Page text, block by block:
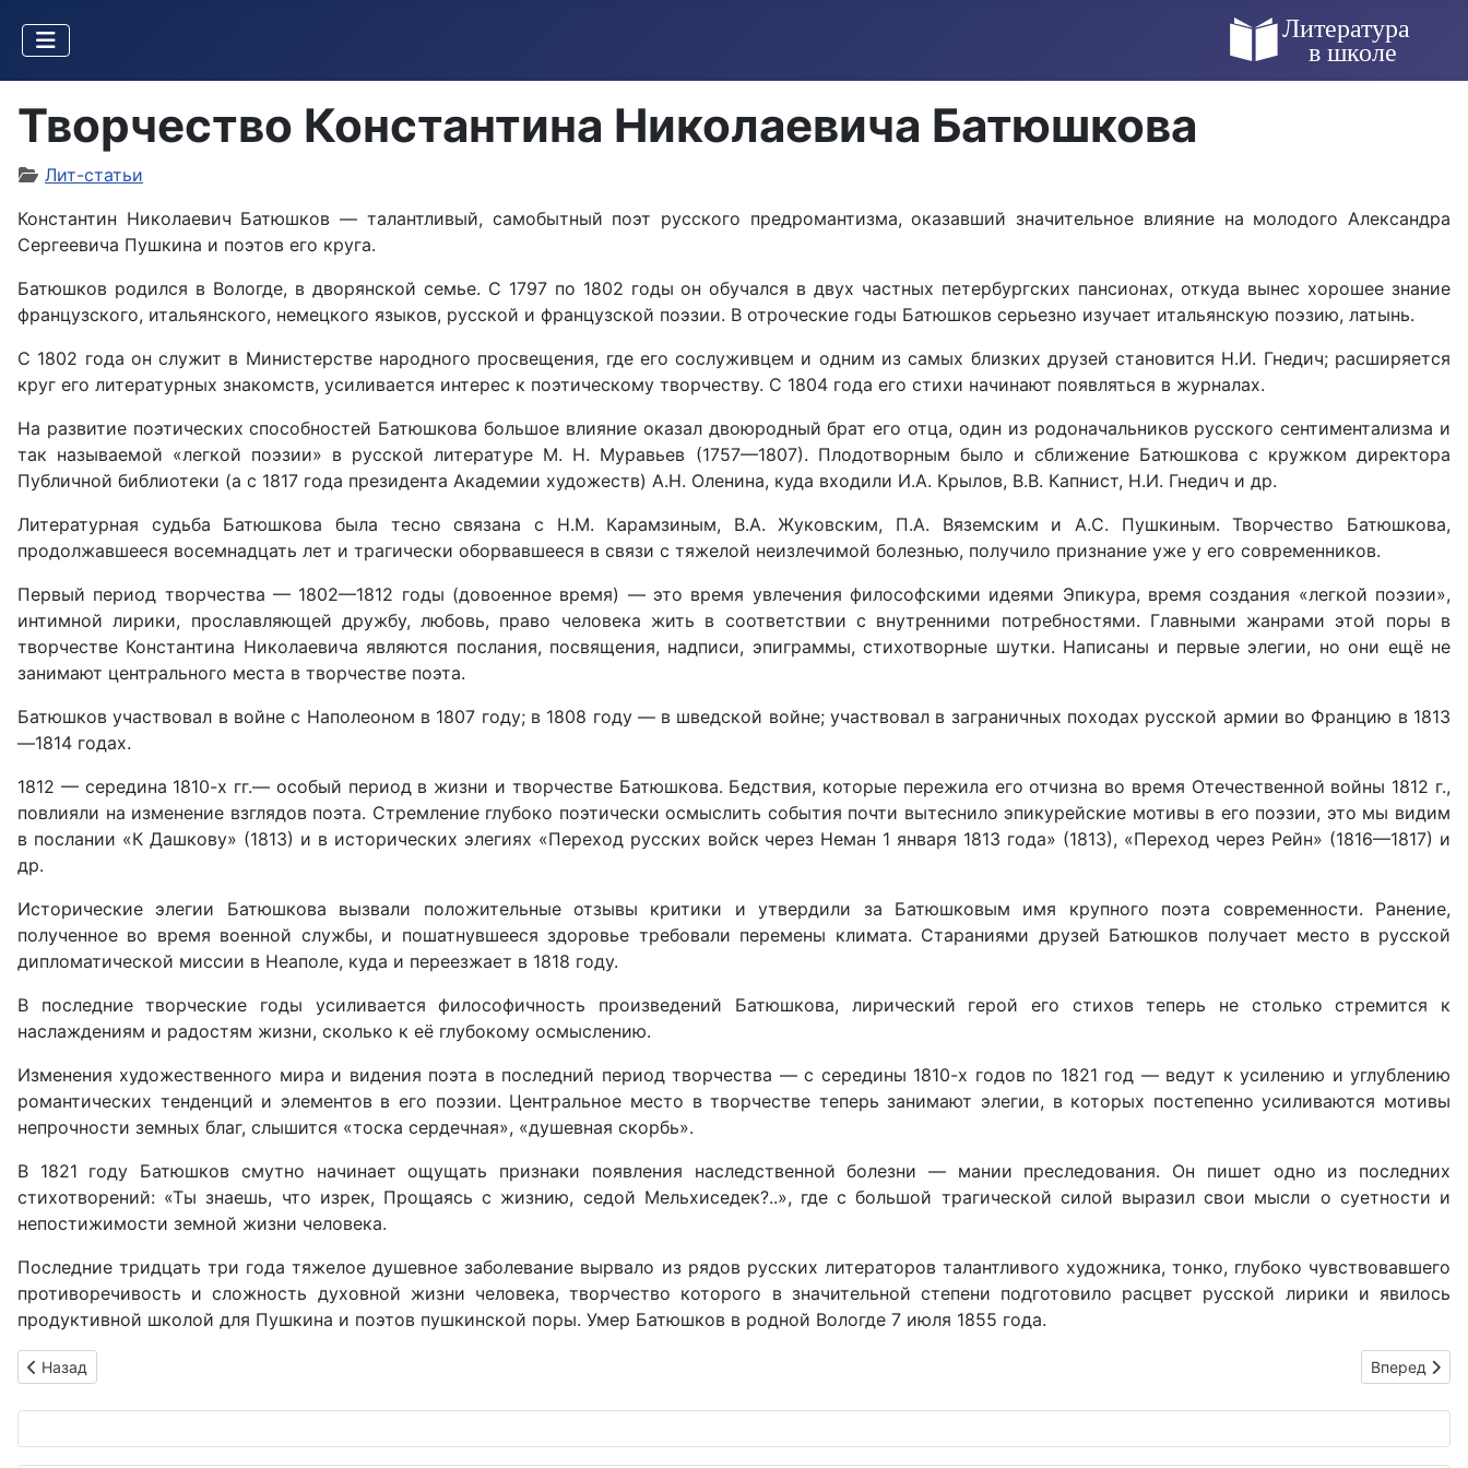
Творчество Константина Николаевича Батюшкова
Лит-статьи
Константин Николаевич Батюшков — талантливый, самобытный поэт русского предромантизма, оказавший значительное влияние на молодого Александра
Сергеевича Пушкина и поэтов его круга.
Батюшков родился в Вологде, в дворянской семье. С 1797 по 1802 годы он обучался в двух частных петербургских пансионах, откуда вынес хорошее знание
французского, итальянского, немецкого языков, русской и французской поэзии. В отроческие годы Батюшков серьезно изучает итальянскую поэзию, латынь.
С 1802 года он служит в Министерстве народного просвещения, где его сослуживцем и одним из самых близких друзей становится Н.И. Гнедич; расширяется
круг его литературных знакомств, усиливается интерес к поэтическому творчеству. С 1804 года его стихи начинают появляться в журналах.
На развитие поэтических способностей Батюшкова большое влияние оказал двоюродный брат его отца, один из родоначальников русского сентиментализма и
так называемой «легкой поэзии» в русской литературе М. Н. Муравьев (1757—1807). Плодотворным было и сближение Батюшкова с кружком директора
Публичной библиотеки (а с 1817 года президента Академии художеств) А.Н. Оленина, куда входили И.А. Крылов, В.В. Капнист, Н.И. Гнедич и др.
Литературная судьба Батюшкова была тесно связана с Н.М. Карамзиным, В.А. Жуковским, П.А. Вяземским и А.С. Пушкиным. Творчество Батюшкова,
продолжавшееся восемнадцать лет и трагически оборвавшееся в связи с тяжелой неизлечимой болезнью, получило признание уже у его современников.
Первый период творчества — 1802—1812 годы (довоенное время) — это время увлечения философскими идеями Эпикура, время создания «легкой поэзии»,
интимной лирики, прославляющей дружбу, любовь, право человека жить в соответствии с внутренними потребностями. Главными жанрами этой поры в
творчестве Константина Николаевича являются послания, посвящения, надписи, эпиграммы, стихотворные шутки. Написаны и первые элегии, но они ещё не
занимают центрального места в творчестве поэта.
Батюшков участвовал в войне с Наполеоном в 1807 году; в 1808 году — в шведской войне; участвовал в заграничных походах русской армии во Францию в 1813
—1814 годах.
1812 — середина 1810-х гг.— особый период в жизни и творчестве Батюшкова. Бедствия, которые пережила его отчизна во время Отечественной войны 1812 г.,
повлияли на изменение взглядов поэта. Стремление глубоко поэтически осмыслить события почти вытеснило эпикурейские мотивы в его поэзии, это мы видим
в послании «К Дашкову» (1813) и в исторических элегиях «Переход русских войск через Неман 1 января 1813 года» (1813), «Переход через Рейн» (1816—1817) и
др.
Исторические элегии Батюшкова вызвали положительные отзывы критики и утвердили за Батюшковым имя крупного поэта современности. Ранение,
полученное во время военной службы, и пошатнувшееся здоровье требовали перемены климата. Стараниями друзей Батюшков получает место в русской
дипломатической миссии в Неаполе, куда и переезжает в 1818 году.
В последние творческие годы усиливается философичность произведений Батюшкова, лирический герой его стихов теперь не столько стремится к
наслаждениям и радостям жизни, сколько к её глубокому осмыслению.
Изменения художественного мира и видения поэта в последний период творчества — с середины 1810-х годов по 1821 год — ведут к усилению и углублению
романтических тенденций и элементов в его поэзии. Центральное место в творчестве теперь занимают элегии, в которых постепенно усиливаются мотивы
непрочности земных благ, слышится «тоска сердечная», «душевная скорбь».
В 1821 году Батюшков смутно начинает ощущать признаки появления наследственной болезни — мании преследования. Он пишет одно из последних
стихотворений: «Ты знаешь, что изрек, Прощаясь с жизнию, седой Мельхиседек?..», где с большой трагической силой выразил свои мысли о суетности и
непостижимости земной жизни человека.
Последние тридцать три года тяжелое душевное заболевание вырвало из рядов русских литераторов талантливого художника, тонко, глубоко чувствовавшего
противоречивость и сложность духовной жизни человека, творчество которого в значительной степени подготовило расцвет русской лирики и явилось
продуктивной школой для Пушкина и поэтов пушкинской поры. Умер Батюшков в родной Вологде 7 июля 1855 года.
Предыдущий: Читательский отзыв о произведениях литературы
Назад Следующий:
Вперед